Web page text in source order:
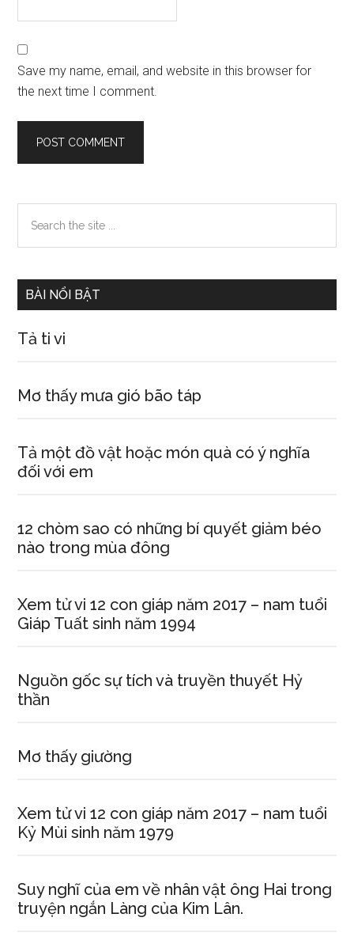
Save my name, email, and website in this browser for
the next time I comment.
Primary
Sidebar
the
BÀI NỔI BẬT
Tả ti vi
Mơ thấy mưa gió bão táp
Tả một đồ vật hoặc món quà có ý nghĩa
đối với em
12 chòm sao có những bí quyết giảm béo
nào trong mùa đông
Xem tử vi 12 con giáp năm 2017 – nam tuổi
Giáp Tuất sinh năm 1994
Nguồn gốc sự tích và truyền thuyết Hỷ
thần
Mơ thấy giường
Xem tử vi 12 con giáp năm 2017 – nam tuổi
Kỷ Mùi sinh năm 1979
Suy nghĩ của em về nhân vật ông Hai trong
truyện ngắn Làng của Kim Lân.